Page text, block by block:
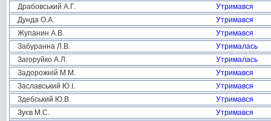
Драбовський А.Г.
Утримався
Дунда О.А.
Утримався
Жупанин А.В.
Утримався
Забуранна Л.В.
Утрималась
Загоруйко А.Л.
Утрималась
Задорожній М.М.
Утримався
Заславський Ю.І.
Утримався
Здебський Ю.В.
Утримався
Зуєв М.С.
Утримався